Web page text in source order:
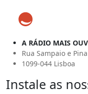
A RÁDIO MAIS
Rua Sampaio e
1099-044 Lisboa
Instale as